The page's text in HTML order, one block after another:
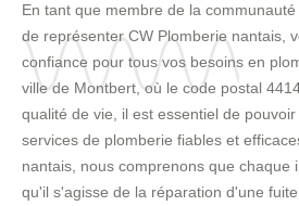
En tant que membre de la
de représenter CW Plomberie nantais,
confiance pour tous vos besoins en
ville de Montbert, où le code postal
qualité de vie, il est essentiel de
services de plomberie fiables et
nantais, nous comprenons que chaque
qu'il s'agisse de la réparation d'une